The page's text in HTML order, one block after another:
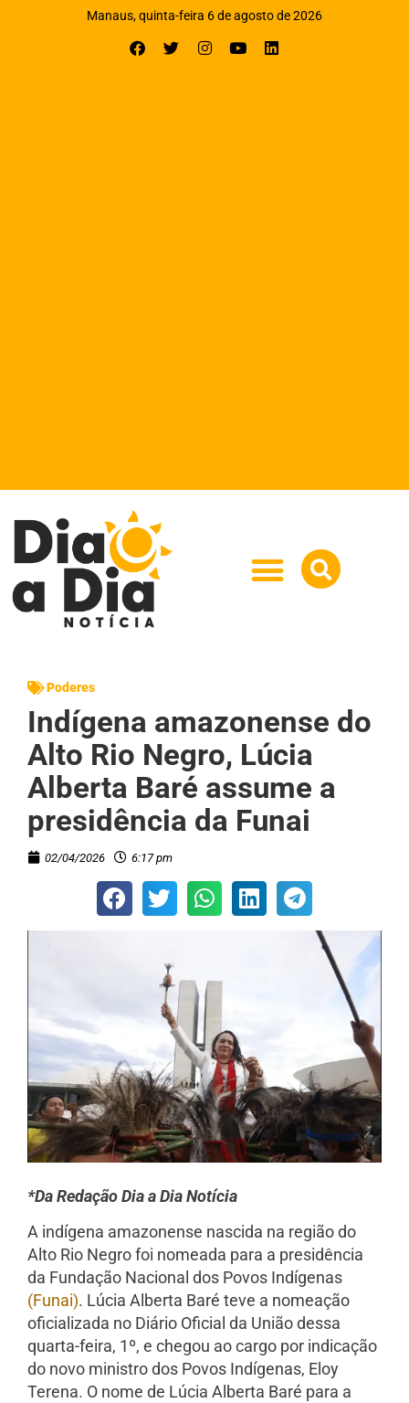
Manaus, quinta-feira 6 de agosto de 2026
Poderes
Indígena amazonense do
Alto Rio Negro, Lúcia
Alberta Baré assume a
presidência da Funai
02/04/2026 6:17 pm
*Da Redação Dia a Dia Notícia
A indígena amazonense nascida na região do
Alto Rio Negro foi nomeada para a presidência
da Fundação Nacional dos Povos Indígenas
(Funai). Lúcia Alberta Baré teve a nomeação
oficializada no Diário Oficial da União dessa
quarta-feira, 1º, e chegou ao cargo por indicação
do novo ministro dos Povos Indígenas, Eloy
Terena. O nome de Lúcia Alberta Baré para a